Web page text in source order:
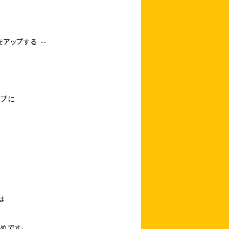
アップする --
に